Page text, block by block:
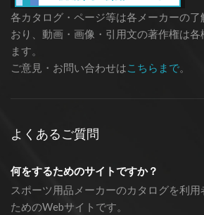
各カタログ・ページ等は各メーカーの了
おり、動画・画像・引用文の著作権は各
ます。
ご意見・お問い合わせはこちらまで。
よくあるご質問
何をするためのサイトですか？
スポーツ用品メーカーのカタログを利
ためのWebサイトです。